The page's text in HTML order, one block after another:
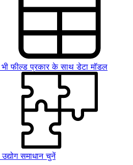
भी फील्ड प्रकार के साथ डेटा मॉडल
समाधान चुनें